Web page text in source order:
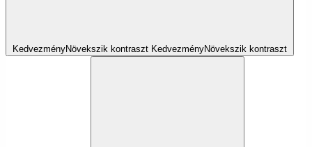
KedvezményNövekszik kontraszt KedvezményNövekszik kontraszt